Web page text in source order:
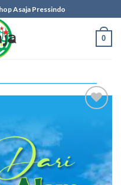
Asaja Pressindo
0
wishlist